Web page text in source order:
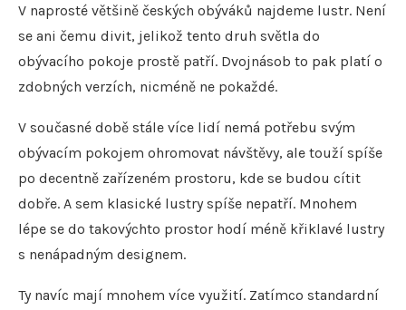
V naprosté většině českých obýváků najdeme lustr. Není
se ani čemu divit, jelikož tento druh světla do
obývacího pokoje prostě patří. Dvojnásob to pak platí o
zdobných verzích, nicméně ne pokaždé.
V současné době stále více lidí nemá potřebu svým
obývacím pokojem ohromovat návštěvy, ale touží spíše
po decentně zařízeném prostoru, kde se budou cítit
dobře. A sem klasické lustry spíše nepatří. Mnohem
lépe se do takovýchto prostor hodí méně křiklavé lustry
s nenápadným designem.
Ty navíc mají mnohem více využití. Zatímco standardní